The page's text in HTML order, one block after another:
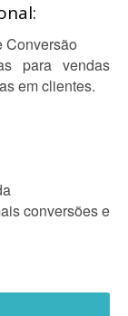
Conversão
para vendas
em clientes.
conversões e